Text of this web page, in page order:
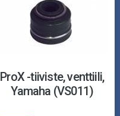
ProX -tiiviste, venttiili,
Yamaha (VS011)